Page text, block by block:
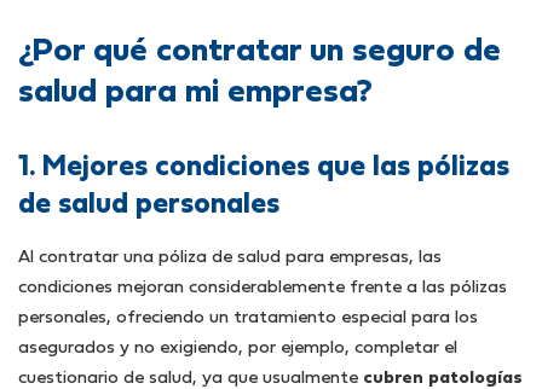
¿Por qué contratar un seguro de
salud para mi empresa?
1. Mejores condiciones que las pólizas
de salud personales
Al contratar una póliza de salud para empresas, las
condiciones mejoran considerablemente frente a las pólizas
personales, ofreciendo un tratamiento especial para los
asegurados y no exigiendo, por ejemplo, completar el
cuestionario de salud, ya que usualmente cubren patologías